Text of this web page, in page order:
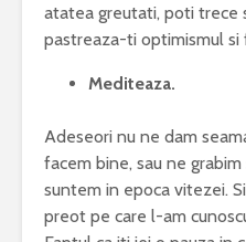
atatea greutati, poti trece
pastreaza-ti optimismul si
Mediteaza.
Adeseori nu ne dam
facem bine, sau ne
suntem in epoca vitezei.
preot pe care l-am